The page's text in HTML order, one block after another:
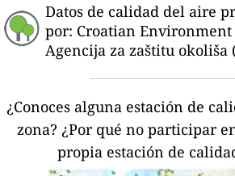
Datos de calidad del aire
por: Croatian Environment
Agencija za zaštitu okoliša
¿Conoces alguna estación de
zona? ¿Por qué no participar
propia estación de